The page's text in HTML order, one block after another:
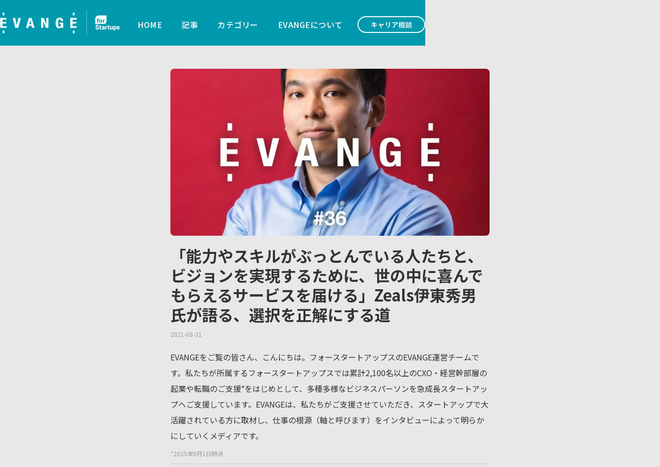
キャリア相談
HOME 記事 カテゴリー EVANGEについて
「能力やスキルがぶっとんでいる人たちと、
ビジョンを実現するために、世の中に喜んで
もらえるサービスを届ける」Zeals伊東秀男
氏が語る、選択を正解にする道
2021-08-31
EVANGEをご覧の皆さん、こんにちは。フォースタートアップスのEVANGE運営チームで
す。私たちが所属するフォースタートアップスでは累計2,100名以上のCXO・経営幹部層の
起業や転職のご支援*をはじめとして、多種多様なビジネスパーソンを急成長スタートアッ
プへご支援しています。EVANGEは、私たちがご支援させていただき、スタートアップで大
活躍されている方に取材し、仕事の根源（軸と呼びます）をインタビューによって明らか
にしていくメディアです。
*2025年9月1日時点